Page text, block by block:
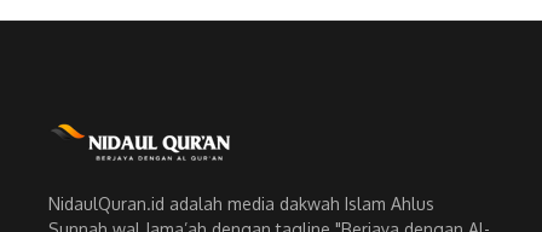
NidaulQuran.id adalah media dakwah Islam Ahlus